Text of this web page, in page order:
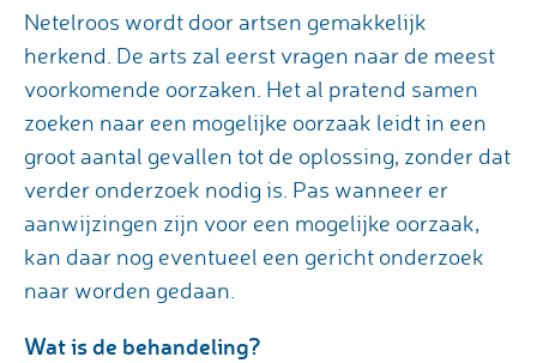
Netelroos wordt door artsen gemakkelijk
herkend. De arts zal eerst vragen naar de meest
voorkomende oorzaken. Het al pratend samen
zoeken naar een mogelijke oorzaak leidt in een
groot aantal gevallen tot de oplossing, zonder dat
verder onderzoek nodig is. Pas wanneer er
aanwijzingen zijn voor een mogelijke oorzaak,
kan daar nog eventueel een gericht onderzoek
naar worden gedaan.
Wat is de behandeling?